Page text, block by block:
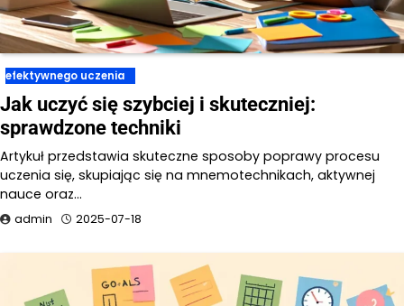
efektywnego uczenia
Jak uczyć się szybciej i skuteczniej:
sprawdzone techniki
Artykuł przedstawia skuteczne sposoby poprawy procesu
uczenia się, skupiając się na mnemotechnikach, aktywnej
nauce oraz…
admin 2025-07-18